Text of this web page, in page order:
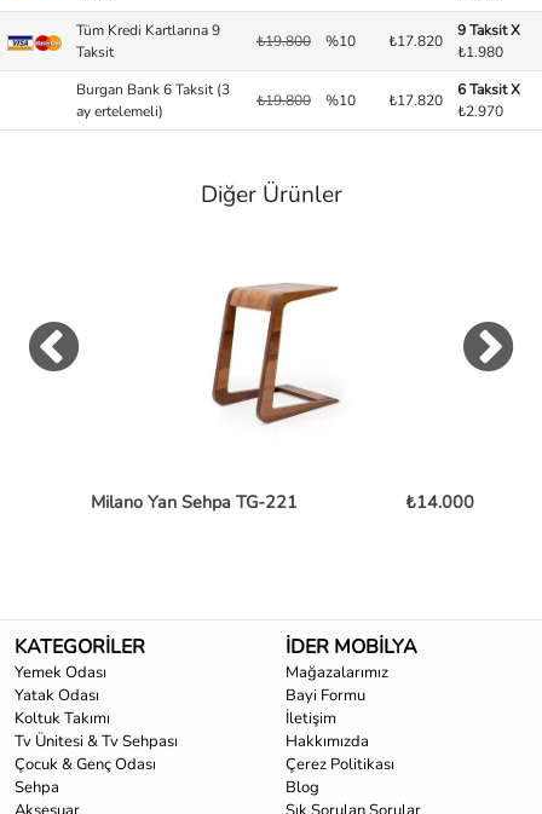
Tüm Kredi Kartlarına 9
Taksit
₺19.800 %10 ₺17.820
9 Taksit X
₺1.980
Burgan Bank 6 Taksit (3
ay ertelemeli)
₺19.800 %10 ₺17.820
6 Taksit X
₺2.970
Diğer Ürünler
Milano Yan Sehpa TG-221 ₺14.000
KATEGORİLER
Yemek Odası
Yatak Odası
Koltuk Takımı
Tv Ünitesi & Tv Sehpası
Çocuk & Genç Odası
Sehpa
İDER MOBİLYA
Mağazalarımız
Bayi Formu
İletişim
Hakkımızda
Çerez Politikası
Blog